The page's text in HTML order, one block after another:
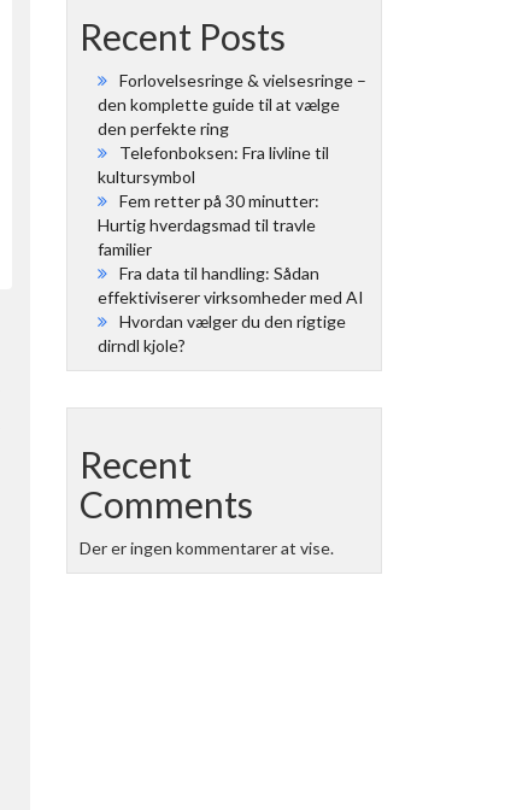
Recent Posts
Forlovelsesringe & vielsesringe –
den komplette guide til at vælge
den perfekte ring
Telefonboksen: Fra livline til
kultursymbol
Fem retter på 30 minutter:
Hurtig hverdagsmad til travle
familier
Fra data til handling: Sådan
effektiviserer virksomheder med AI
Hvordan vælger du den rigtige
dirndl kjole?
Recent
Comments
Der er ingen kommentarer at vise.